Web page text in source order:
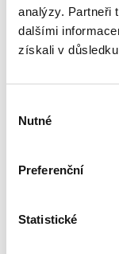
analýzy. Partneři
dalšími
získali v
souhlasu
Nutné
Preferenční
Statistické
Jan Kupčík